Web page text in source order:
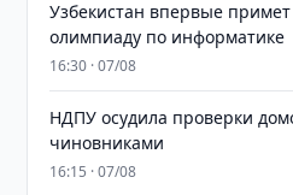
Узбекистан впервые
олимпиаду по информатике
16:30 · 07/08
НДПУ осудила проверки
чиновниками
16:15 · 07/08